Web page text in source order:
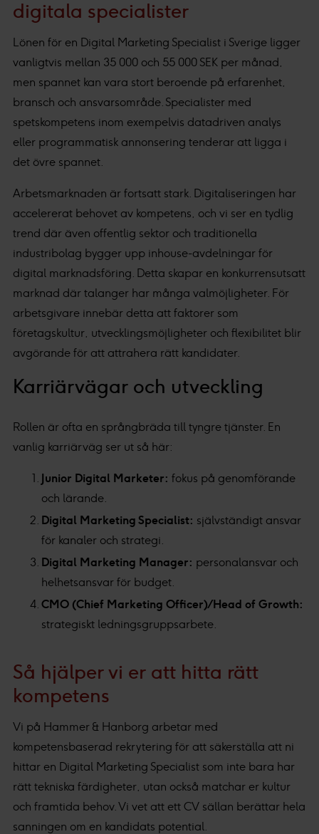
digitala specialister
Lönen för en Digital Marketing Specialist i Sverige ligger
vanligtvis mellan 35 000 och 55 000 SEK per månad,
men spannet kan vara stort beroende på erfarenhet,
bransch och ansvarsområde. Specialister med
spetskompetens inom exempelvis datadriven analys
eller programmatisk annonsering tenderar att ligga i
det övre spannet.
Arbetsmarknaden är fortsatt stark. Digitaliseringen har
accelererat behovet av kompetens, och vi ser en tydlig
trend där även offentlig sektor och traditionella
industribolag bygger upp inhouse-avdelningar för
digital marknadsföring. Detta skapar en konkurrensutsatt
marknad där talanger har många valmöjligheter. För
arbetsgivare innebär detta att faktorer som
företagskultur, utvecklingsmöjligheter och flexibilitet blir
avgörande för att attrahera rätt kandidater.
Karriärvägar och utveckling
Rollen är ofta en språngbräda till tyngre tjänster. En
vanlig karriärväg ser ut så här:
Junior Digital Marketer: fokus på genomförande
och lärande.
Digital Marketing Specialist: självständigt ansvar
för kanaler och strategi.
Digital Marketing Manager: personalansvar och
helhetsansvar för budget.
CMO (Chief Marketing Officer) / Head of Growth:
strategiskt ledningsgruppsarbete.
Så hjälper vi er att hitta rätt
kompetens
Vi på Hammer & Hanborg arbetar med
kompetensbaserad rekrytering för att säkerställa att ni
hittar en Digital Marketing Specialist som inte bara har
rätt tekniska färdigheter, utan också matchar er kultur
och framtida behov. Vi vet att ett CV sällan berättar hela
sanningen om en kandidats potential.